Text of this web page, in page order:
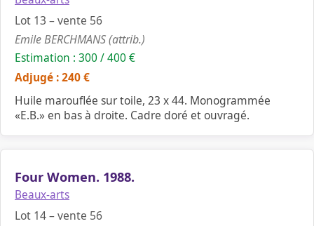
Lot 13 – vente 56
Emile BERCHMANS (attrib.)
Estimation : 300 / 400 €
Adjugé : 240 €
Huile marouflée sur toile, 23 x 44. Monogrammée
«E.B.» en bas à droite. Cadre doré et ouvragé.
Four Women. 1988.
Beaux-arts
Lot 14 – vente 56